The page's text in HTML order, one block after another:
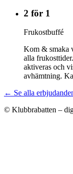
2 för 1
Frukostbuffé
Kom & smaka
alla
aktiveras och
avhämtning.
← Se alla
© Klubbrabatten –